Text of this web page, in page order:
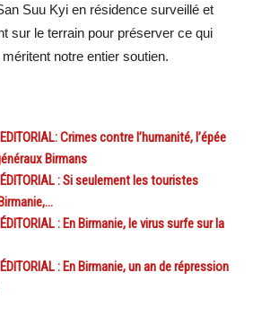
Suu Kyi en résidence surveillé et
sur le terrain pour préserver ce qui
notre entier soutien.
Crimes contre l’humanité, l’épée
Birmans
ÉDITORIAL : Si seulement les touristes
: En Birmanie, le virus surfe sur la
: En Birmanie, un an de répression